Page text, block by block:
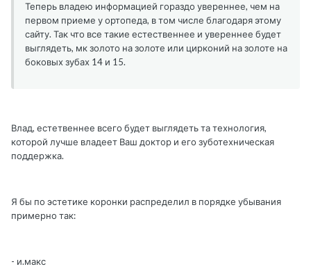
Теперь владею информацией гораздо увереннее, чем на
первом приеме у ортопеда, в том числе благодаря этому
сайту. Так что все такие естественнее и увереннее будет
выглядеть, мк золото на золоте или цирконий на золоте на
боковых зубах 14 и 15.
Влад, естетвеннее всего будет выглядеть та технология,
которой лучше владеет Ваш доктор и его зуботехническая
поддержка.
Я бы по эстетике коронки распределил в порядке убывания
примерно так:
- и.макс